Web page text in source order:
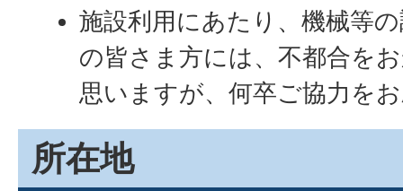
施設利用にあたり、機械等
の皆さま方には、不都合を
思いますが、何卒ご協力を
所在地